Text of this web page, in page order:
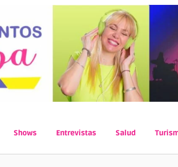
Shows Entrevistas Salud